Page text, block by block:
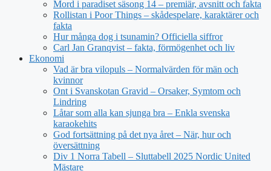
Mord i paradiset säsong 14 – premiär, avsnitt och fakta
Rollistan i Poor Things – skådespelare, karaktärer och
fakta
Hur många dog i tsunamin? Officiella siffror
Carl Jan Granqvist – fakta, förmögenhet och liv
Ekonomi
Vad är bra vilopuls – Normalvärden för män och
kvinnor
Ont i Svanskotan Gravid – Orsaker, Symtom och
Lindring
Låtar som alla kan sjunga bra – Enkla svenska
karaokehits
God fortsättning på det nya året – När, hur och
översättning
Div 1 Norra Tabell – Sluttabell 2025 Nordic United
Mästare